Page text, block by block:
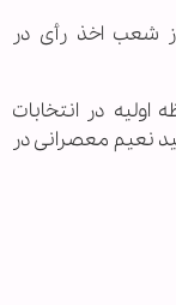
شعب اخذ رأی در
در انتخابات
نعیم معصرانی در